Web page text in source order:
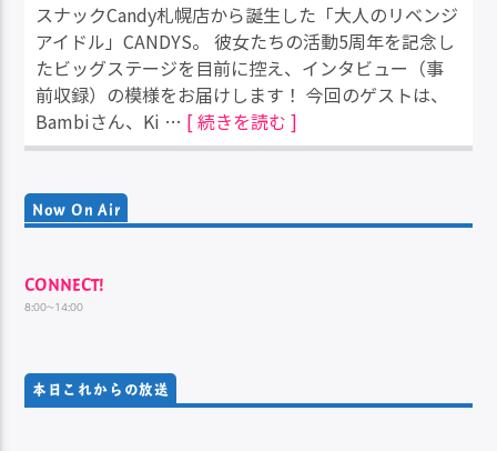
スナックCandy札幌店から誕生した「大人のリベンジ
アイドル」CANDYS。 彼女たちの活動5周年を記念し
たビッグステージを目前に控え、インタビュー（事
前収録）の模様をお届けします！ 今回のゲストは、
Bambiさん、Ki … [ 続きを読む ]
Now On Air
CONNECT!
8:00~14:00
本日これからの放送